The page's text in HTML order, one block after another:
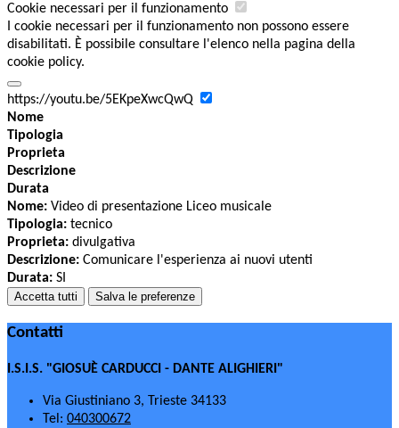
Cookie necessari per il funzionamento
I cookie necessari per il funzionamento non possono essere
disabilitati. È possibile consultare l'elenco nella pagina della
cookie policy.
https://youtu.be/5EKpeXwcQwQ
Nome
Tipologia
Proprieta
Descrizione
Durata
Nome: Video di presentazione Liceo musicale
Tipologia: tecnico
Proprieta: divulgativa
Descrizione: Comunicare l'esperienza ai nuovi utenti
Durata: SI
Accetta tutti Salva le preferenze
Contatti
I.S.I.S. "GIOSUÈ CARDUCCI - DANTE ALIGHIERI"
Via Giustiniano 3, Trieste 34133
Tel: 040300672